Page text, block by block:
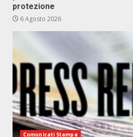
protezione
6 Agosto 2026
Comunicati Stampa